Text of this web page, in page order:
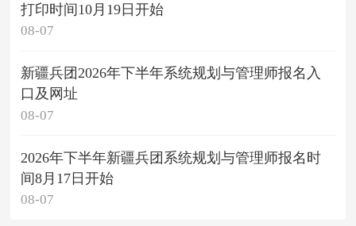
打印时间10月19日开始
08-07
新疆兵团2026年下半年系统规划与管理师报名入
口及网址
08-07
2026年下半年新疆兵团系统规划与管理师报名时
间8月17日开始
08-07